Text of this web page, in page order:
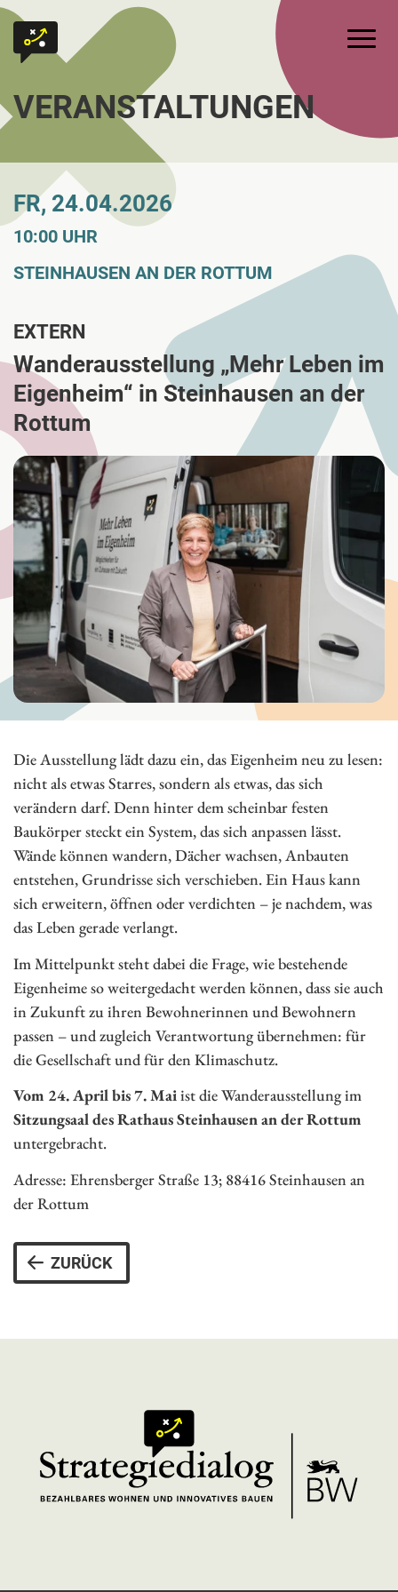
Zum Inhalt springen
Zur Startseite
VERANSTALTUNGEN
FR, 24.04.2026
10:00 UHR
STEINHAUSEN AN DER ROTTUM
EXTERN
Wanderausstellung „Mehr Leben im
Eigenheim“ in Steinhausen an der
Rottum
Die Ausstellung lädt dazu ein, das Eigenheim neu zu lesen:
nicht als etwas Starres, sondern als etwas, das sich
verändern darf. Denn hinter dem scheinbar festen
Baukörper steckt ein System, das sich anpassen lässt.
Wände können wandern, Dächer wachsen, Anbauten
entstehen, Grundrisse sich verschieben. Ein Haus kann
sich erweitern, öffnen oder verdichten – je nachdem, was
das Leben gerade verlangt.
Im Mittelpunkt steht dabei die Frage, wie bestehende
Eigenheime so weitergedacht werden können, dass sie auch
in Zukunft zu ihren Bewohnerinnen und Bewohnern
passen – und zugleich Verantwortung übernehmen: für
die Gesellschaft und für den Klimaschutz.
Vom 24. April bis 7. Maiist die Wanderausstellung im
Sitzungsaal des Rathaus Steinhausen an der Rottum
untergebracht.
Adresse: Ehrensberger Straße 13; 88416 Steinhausen an
der Rottum
ZURÜCK